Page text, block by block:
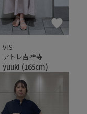
VIS
アトレ吉祥寺
yuuki (165cm)